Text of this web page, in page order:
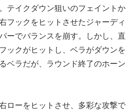
テイクダウン狙いのフェイントか
フックをヒットさせたジャーディ
ーでバランスを崩す。しかし、直
ックがヒットし、ベラがダウンを
ベラだが、ラウンド終了のホーン
ローをヒットさせ、多彩な攻撃で